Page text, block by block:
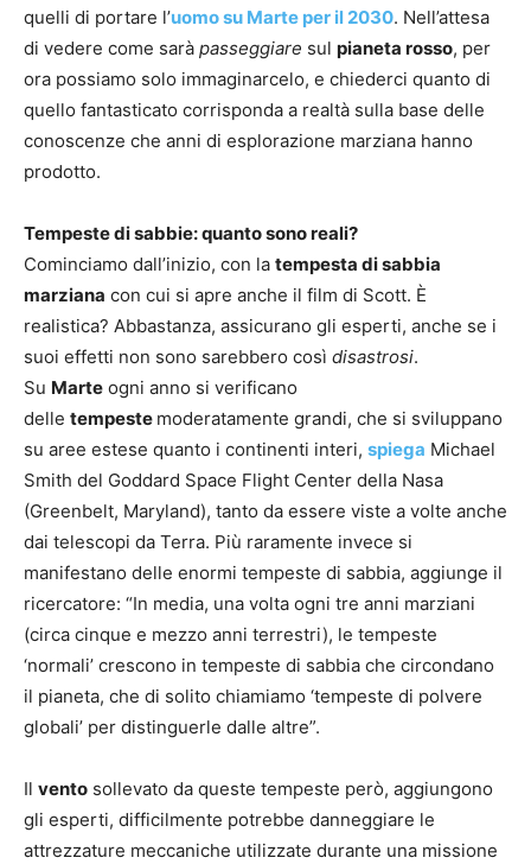
quelli di portare l’uomo su Marte per il 2030. Nell’attesa
di vedere come sarà passeggiare sul pianeta rosso, per
ora possiamo solo immaginarcelo, e chiederci quanto di
quello fantasticato corrisponda a realtà sulla base delle
conoscenze che anni di esplorazione marziana hanno
prodotto.
Tempeste di sabbie: quanto sono reali?
Cominciamo dall’inizio, con la tempesta di sabbia
marziana con cui si apre anche il film di Scott. È
realistica? Abbastanza, assicurano gli esperti, anche se i
suoi effetti non sono sarebbero così disastrosi.
Su Marte ogni anno si verificano
delle tempeste moderatamente grandi, che si sviluppano
su aree estese quanto i continenti interi, spiega Michael
Smith del Goddard Space Flight Center della Nasa
(Greenbelt, Maryland), tanto da essere viste a volte anche
dai telescopi da Terra. Più raramente invece si
manifestano delle enormi tempeste di sabbia, aggiunge il
ricercatore: “In media, una volta ogni tre anni marziani
(circa cinque e mezzo anni terrestri), le tempeste
‘normali’ crescono in tempeste di sabbia che circondano
il pianeta, che di solito chiamiamo ‘tempeste di polvere
globali’ per distinguerle dalle altre”.
Il vento sollevato da queste tempeste però, aggiungono
gli esperti, difficilmente potrebbe danneggiare le
attrezzature meccaniche utilizzate durante una missione